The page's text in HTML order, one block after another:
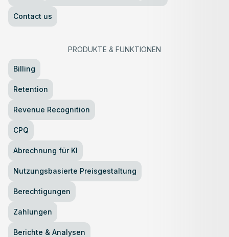
Contact us
PRODUKTE & FUNKTIONEN
Billing
Retention
Revenue Recognition
CPQ
Abrechnung für KI
Nutzungsbasierte Preisgestaltung
Berechtigungen
Zahlungen
Berichte & Analysen